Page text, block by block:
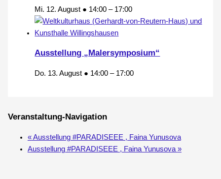
Mi. 12. August ● 14:00 – 17:00
Ausstellung „Malersymposium“
Do. 13. August ● 14:00 – 17:00
Veranstaltung-Navigation
«Ausstellung #PARADISEEE , Faina Yunusova
Ausstellung #PARADISEEE , Faina Yunusova»